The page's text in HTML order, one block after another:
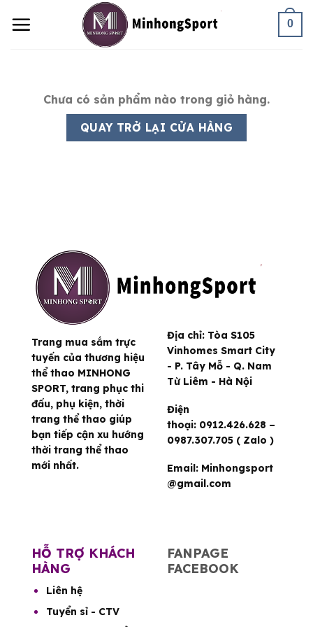
0
Chưa có sản phẩm nào trong giỏ hàng.
QUAY TRỞ LẠI CỬA HÀNG
Trang mua sắm trực
tuyến của thương hiệu
thể thao MINHONG
SPORT, trang phục thi
đấu, phụ kiện, thời
trang thể thao giúp
bạn tiếp cận xu hướng
thời trang thể thao
mới nhất.
Địa chỉ: Tòa S105
Vinhomes Smart City
- P. Tây Mỗ - Q. Nam
Từ Liêm - Hà Nội
Điện
thoại: 0912.426.628 –
0987.307.705 ( Zalo )
Email: Minhongsport
@gmail.com
HỖ TRỢ KHÁCH
HÀNG
Liên hệ
Tuyển sỉ - CTV
FANPAGE
FACEBOOK